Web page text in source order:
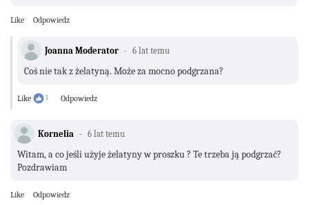
Like Odpowiedz
Joanna Moderator 6 lat temu
Coś nie tak z żelatyną. Może za mocno podgrzana?
Like 1 Odpowiedz
Kornelia 6 lat temu
Witam, a co jeśli użyje żelatyny w proszku ? Te trzeba ją podgrzać?
Pozdrawiam
Like Odpowiedz